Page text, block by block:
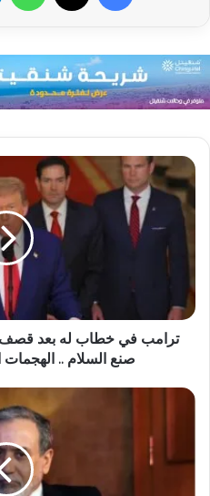
ترامب في خطاب له بعد قصف
صنع السلام .. الهجمات